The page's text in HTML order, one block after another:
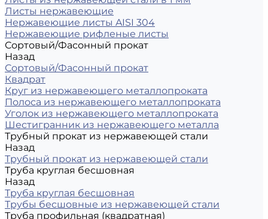
Листы нержавеющие
Нержавеющие листы AISI 304
Нержавеющие рифленые листы
Сортовый/Фасонный прокат
Назад
Сортовый/Фасонный прокат
Квадрат
Круг из нержавеющего металлопроката
Полоса из нержавеющего металлопроката
Уголок из нержавеющего металлопроката
Шестигранник из нержавеющего металла
Трубный прокат из нержавеющей стали
Назад
Трубный прокат из нержавеющей стали
Труба круглая бесшовная
Назад
Труба круглая бесшовная
Трубы бесшовные из нержавеющей стали
Труба профильная (квадратная)